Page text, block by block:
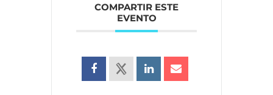
COMPARTIR ESTE
EVENTO